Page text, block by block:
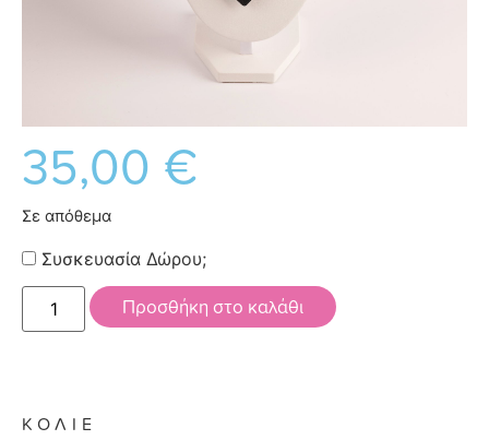
ΚΟΛΙΕ
35,00 €
Σε απόθεμα
Συσκευασία Δώρου;
Προσθήκη στο καλάθι